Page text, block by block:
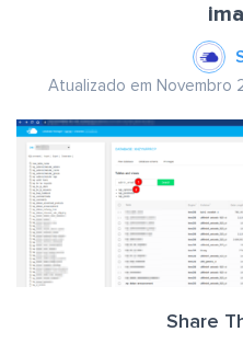
Atualizado em Novembro
Share